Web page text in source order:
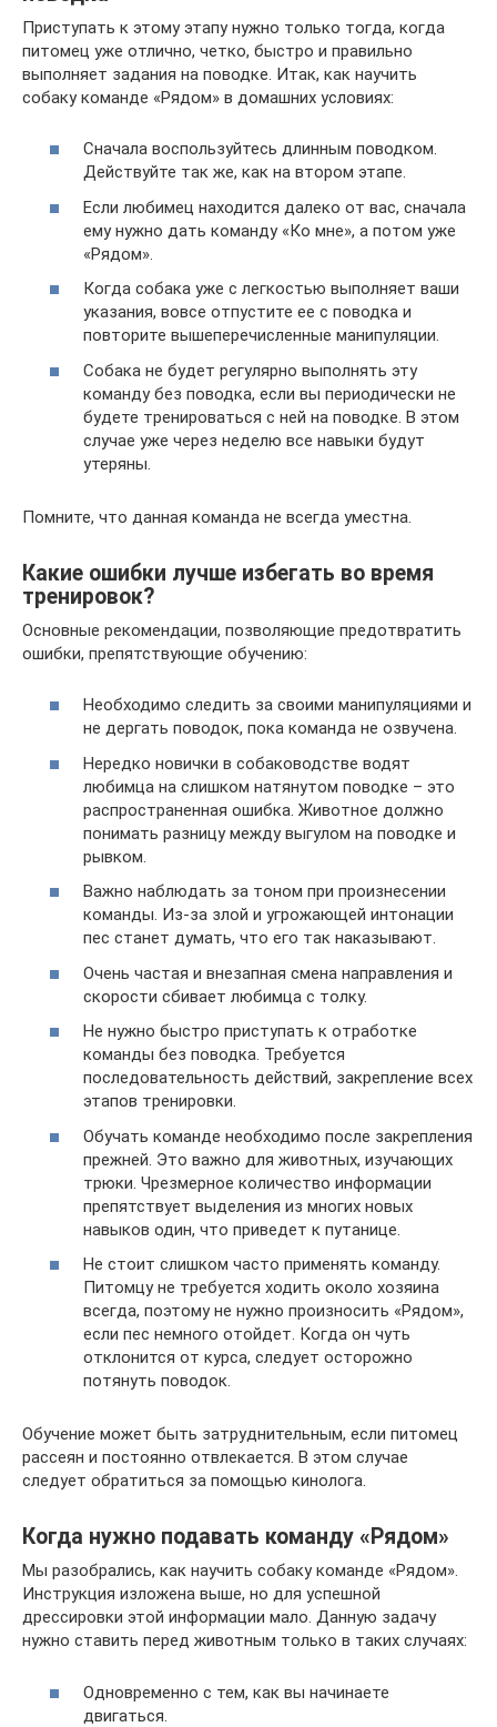
Приступать к этому этапу нужно только тогда, когда
питомец уже отлично, четко, быстро и правильно
выполняет задания на поводке. Итак, как научить
собаку команде «Рядом» в домашних условиях:
Сначала воспользуйтесь длинным поводком.
Действуйте так же, как на втором этапе.
Если любимец находится далеко от вас, сначала
ему нужно дать команду «Ко мне», а потом уже
«Рядом».
Когда собака уже с легкостью выполняет ваши
указания, вовсе отпустите ее с поводка и
повторите вышеперечисленные манипуляции.
Собака не будет регулярно выполнять эту
команду без поводка, если вы периодически не
будете тренироваться с ней на поводке. В этом
случае уже через неделю все навыки будут
утеряны.
Помните, что данная команда не всегда уместна.
Какие ошибки лучше избегать во время
тренировок?
Основные рекомендации, позволяющие предотвратить
ошибки, препятствующие обучению:
Необходимо следить за своими манипуляциями и
не дергать поводок, пока команда не озвучена.
Нередко новички в собаководстве водят
любимца на слишком натянутом поводке – это
распространенная ошибка. Животное должно
понимать разницу между выгулом на поводке и
рывком.
Важно наблюдать за тоном при произнесении
команды. Из-за злой и угрожающей интонации
пес станет думать, что его так наказывают.
Очень частая и внезапная смена направления и
скорости сбивает любимца с толку.
Не нужно быстро приступать к отработке
команды без поводка. Требуется
последовательность действий, закрепление всех
этапов тренировки.
Обучать команде необходимо после закрепления
прежней. Это важно для животных, изучающих
трюки. Чрезмерное количество информации
препятствует выделения из многих новых
навыков один, что приведет к путанице.
Не стоит слишком часто применять команду.
Питомцу не требуется ходить около хозяина
всегда, поэтому не нужно произносить «Рядом»,
если пес немного отойдет. Когда он чуть
отклонится от курса, следует осторожно
потянуть поводок.
Обучение может быть затруднительным, если питомец
рассеян и постоянно отвлекается. В этом случае
следует обратиться за помощью кинолога.
Когда нужно подавать команду «Рядом»
Мы разобрались, как научить собаку команде «Рядом».
Инструкция изложена выше, но для успешной
дрессировки этой информации мало. Данную задачу
нужно ставить перед животным только в таких случаях:
Одновременно с тем, как вы начинаете
двигаться.